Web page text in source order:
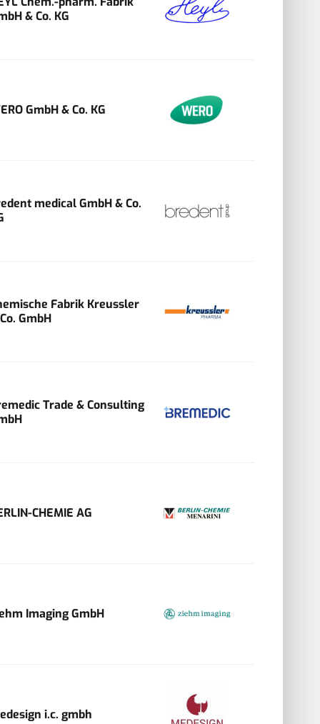
& Co. KG
GmbH & Co. KG
medical GmbH & Co.
Fabrik Kreussler
GmbH
Trade & Consulting
CHEMIE AG
Imaging GmbH
i.c. gmbh